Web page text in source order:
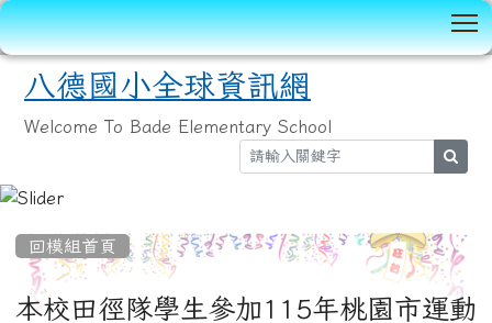
八德國小全球資訊網
Welcome To Bade Elementary School
回模組首頁
本校田徑隊學生參加115年桃園市運動